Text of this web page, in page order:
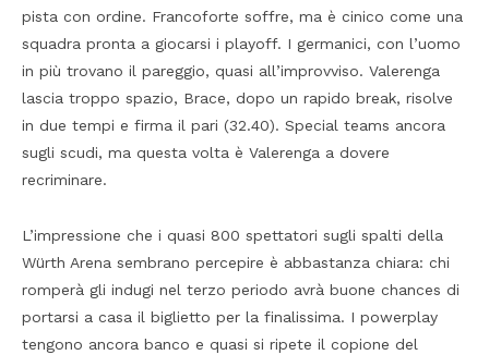
pista con ordine. Francoforte soffre, ma è cinico come una
squadra pronta a giocarsi i playoff. I germanici, con l’uomo
in più trovano il pareggio, quasi all’improvviso. Valerenga
lascia troppo spazio, Brace, dopo un rapido break, risolve
in due tempi e firma il pari (32.40). Special teams ancora
sugli scudi, ma questa volta è Valerenga a dovere
recriminare.
L’impressione che i quasi 800 spettatori sugli spalti della
Würth Arena sembrano percepire è abbastanza chiara: chi
romperà gli indugi nel terzo periodo avrà buone chances di
portarsi a casa il biglietto per la finalissima. I powerplay
tengono ancora banco e quasi si ripete il copione del